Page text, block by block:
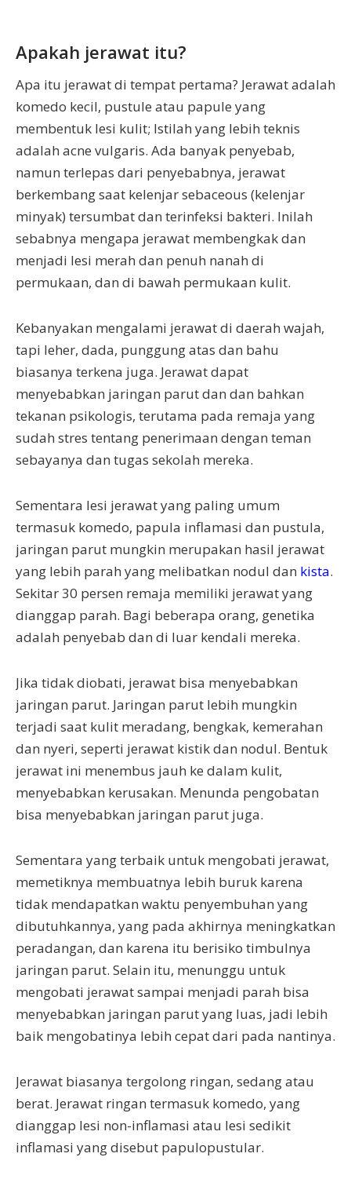
Apakah jerawat itu?
Apa itu jerawat di tempat pertama? Jerawat adalah
komedo kecil, pustule atau papule yang
membentuk lesi kulit; Istilah yang lebih teknis
adalah acne vulgaris. Ada banyak penyebab,
namun terlepas dari penyebabnya, jerawat
berkembang saat kelenjar sebaceous (kelenjar
minyak) tersumbat dan terinfeksi bakteri. Inilah
sebabnya mengapa jerawat membengkak dan
menjadi lesi merah dan penuh nanah di
permukaan, dan di bawah permukaan kulit.
Kebanyakan mengalami jerawat di daerah wajah,
tapi leher, dada, punggung atas dan bahu
biasanya terkena juga. Jerawat dapat
menyebabkan jaringan parut dan dan bahkan
tekanan psikologis, terutama pada remaja yang
sudah stres tentang penerimaan dengan teman
sebayanya dan tugas sekolah mereka.
Sementara lesi jerawat yang paling umum
termasuk komedo, papula inflamasi dan pustula,
jaringan parut mungkin merupakan hasil jerawat
yang lebih parah yang melibatkan nodul dan kista.
Sekitar 30 persen remaja memiliki jerawat yang
dianggap parah. Bagi beberapa orang, genetika
adalah penyebab dan di luar kendali mereka.
Jika tidak diobati, jerawat bisa menyebabkan
jaringan parut. Jaringan parut lebih mungkin
terjadi saat kulit meradang, bengkak, kemerahan
dan nyeri, seperti jerawat kistik dan nodul. Bentuk
jerawat ini menembus jauh ke dalam kulit,
menyebabkan kerusakan. Menunda pengobatan
bisa menyebabkan jaringan parut juga.
Sementara yang terbaik untuk mengobati jerawat,
memetiknya membuatnya lebih buruk karena
tidak mendapatkan waktu penyembuhan yang
dibutuhkannya, yang pada akhirnya meningkatkan
peradangan, dan karena itu berisiko timbulnya
jaringan parut. Selain itu, menunggu untuk
mengobati jerawat sampai menjadi parah bisa
menyebabkan jaringan parut yang luas, jadi lebih
baik mengobatinya lebih cepat dari pada nantinya.
Jerawat biasanya tergolong ringan, sedang atau
berat. Jerawat ringan termasuk komedo, yang
dianggap lesi non-inflamasi atau lesi sedikit
inflamasi yang disebut papulopustular.